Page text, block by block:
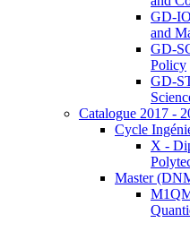
GD-
and
GD-
Policy
GD-
Catalogue 2017 -
Cycle
X -
Master